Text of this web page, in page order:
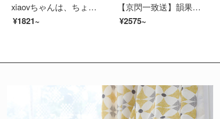
xiaovちゃんは、ちょっとイインテリーです。赤ちゃんの保護器として、ミトさんは、泣いている警報を監視します。カメレオン・テージさんは、赤ちゃんの保護器として、赤ちゃんを監視します。
¥1821~
【京閃一致送】韻果小米生態xiaovラインライン2 K防犯カミュ家アプリパノラ300万HDワイヤwifi家庭遠32 Gメモリ
¥2575~